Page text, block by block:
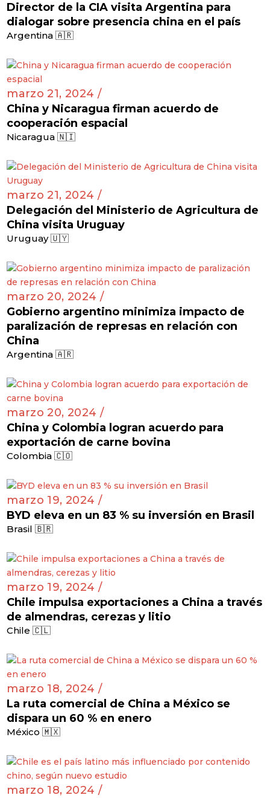
Director de la CIA visita Argentina para
dialogar sobre presencia china en el país
Argentina 🇦🇷
marzo 21, 2024 /
China y Nicaragua firman acuerdo de
cooperación espacial
Nicaragua 🇳🇮
marzo 21, 2024 /
Delegación del Ministerio de Agricultura de
China visita Uruguay
Uruguay 🇺🇾
marzo 20, 2024 /
Gobierno argentino minimiza impacto de
paralización de represas en relación con
China
Argentina 🇦🇷
marzo 20, 2024 /
China y Colombia logran acuerdo para
exportación de carne bovina
Colombia 🇨🇴
marzo 19, 2024 /
BYD eleva en un 83 % su inversión en Brasil
Brasil 🇧🇷
marzo 19, 2024 /
Chile impulsa exportaciones a China a través
de almendras, cerezas y litio
Chile 🇨🇱
marzo 18, 2024 /
La ruta comercial de China a México se
dispara un 60 % en enero
México 🇲🇽
marzo 18, 2024 /